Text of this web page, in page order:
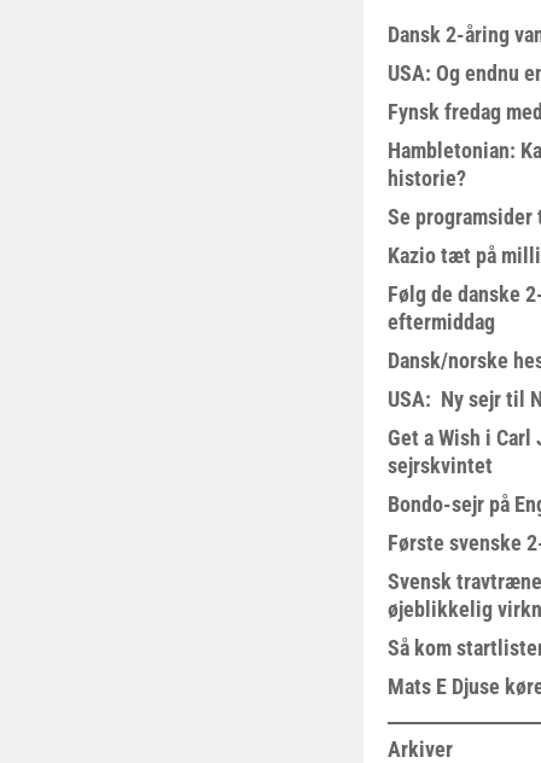
Dansk 2-åring
USA: Og endnu
Fynsk fredag
Hambletonian:
historie?
Se
Kazio tæt på
Følg de danske
eftermiddag
Dansk/norske
USA: Ny sejr til
Get a Wish i Carl
sejrskvintet
Bondo-sejr på
Første svenske
Svensk
øjeblikkelig
Så kom
Mats E Djuse
Arkiver